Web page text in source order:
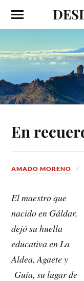
En
AMADO MORENO
El maestro que
nacido en Gáldar,
dejó su huella
educativa en La
Aldea, Agaete y
Guía, su lugar de